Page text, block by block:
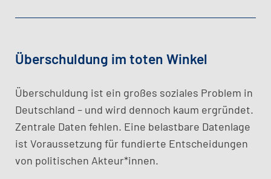
Überschuldung im toten Winkel
Überschuldung ist ein großes soziales Problem in
Deutschland – und wird dennoch kaum ergründet.
Zentrale Daten fehlen. Eine belastbare Datenlage
ist Voraussetzung für fundierte Entscheidungen
von politischen Akteur*innen.